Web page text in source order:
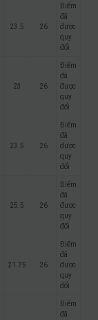
23.5 26
Điểm
đã
được
quy
đổi
23 26
Điểm
đã
được
quy
đổi
23.5 26
Điểm
đã
được
quy
đổi
25.5 26
Điểm
đã
được
quy
đổi
21.75 26
Điểm
đã
được
quy
đổi
Điểm
đã